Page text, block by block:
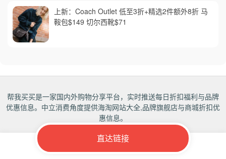
直达链接
上新：Coach Outlet 低至3折+精选2件额外8折 马
鞍包$149 切尔西靴$71
帮我买买是一家国内外购物分享平台，实时推送每日折扣福利与品牌
优惠信息。中立消费角度提供海淘网站大全,品牌旗舰店与商城折扣优
惠信息。
Copyrights 2018-2027帮我买买 All rights reserved.